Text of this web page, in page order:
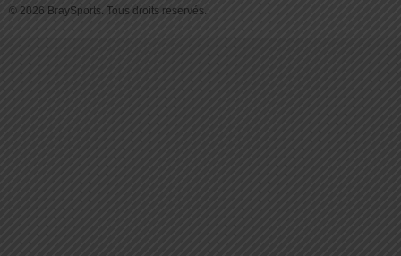
© 2026 BraySports. Tous droits reservés.